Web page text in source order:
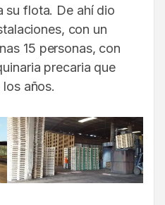
su flota. De ahí dio
con un
15 personas, con
precaria que
años.